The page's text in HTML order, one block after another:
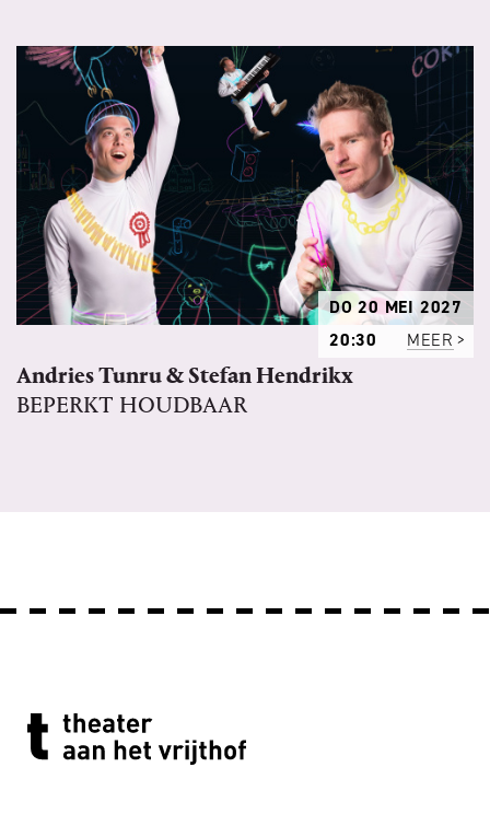
DO 20 MEI 2027
20:30
MEER
Andries Tunru & Stefan Hendrikx
BEPERKT HOUDBAAR